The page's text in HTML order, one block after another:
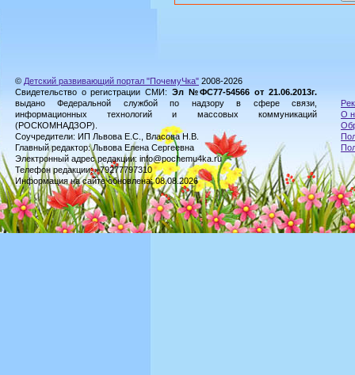
© Детский развивающий портал "ПочемуЧка" 2008-2026
Свидетельство о регистрации СМИ: Эл №ФС77-54566 от 21.06.2013г.
выдано Федеральной службой по надзору в сфере связи,
информационных технологий и массовых коммуникаций
(РОСКОМНАДЗОР).
Соучредители: ИП Львова Е.С., Власова Н.В.
Главный редактор: Львова Елена Сергеевна
Электронный адрес редакции: info@pochemu4ka.ru
Телефон редакции: +79277797310
Информация на сайте обновлена: 08.08.2026
О